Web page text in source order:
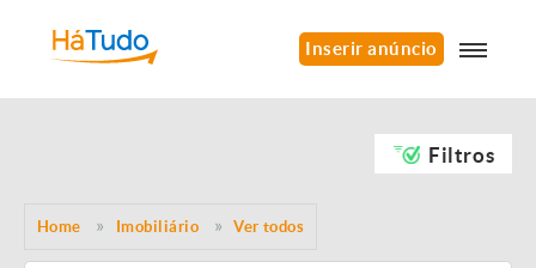
Inserir anúncio
Filtros
Home Imobiliário Ver todos